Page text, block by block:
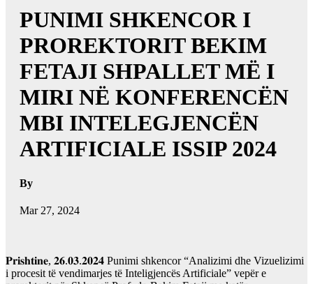
PUNIMI SHKENCOR I
PROREKTORIT BEKIM
FETAJI SHPALLET MË I
MIRI NË KONFERENCËN
MBI INTELEGJENCËN
ARTIFICIALE ISSIP 2024
By
Mar 27, 2024
𝐏𝐫𝐢𝐬𝐡𝐭𝐢𝐧𝐞, 𝟐𝟔.𝟎𝟑.𝟐𝟎𝟐𝟒 Punimi shkencor “Analizimi dhe Vizuelizimi
i procesit të vendimarjes të Inteligjencës Artificiale” vepër e